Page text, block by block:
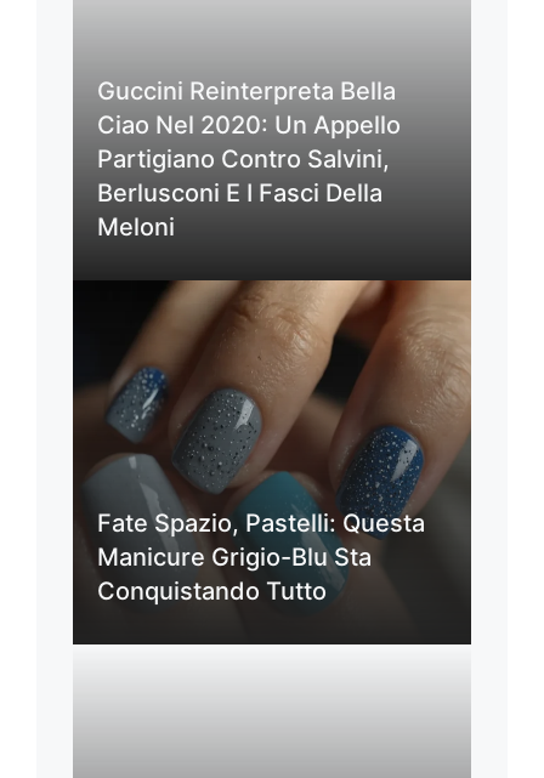
Guccini Reinterpreta Bella
Ciao Nel 2020: Un Appello
Partigiano Contro Salvini,
Berlusconi E I Fasci Della
Meloni
Fate Spazio, Pastelli: Questa
Manicure Grigio-Blu Sta
Conquistando Tutto